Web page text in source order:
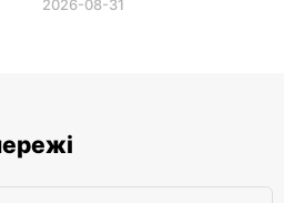
2026-08-31